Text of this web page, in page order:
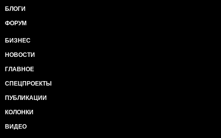
БЛОГИ
ФОРУМ
БИЗНЕС
НОВОСТИ
ГЛАВНОЕ
СПЕЦПРОЕКТЫ
ПУБЛИКАЦИИ
КОЛОНКИ
ВИДЕО